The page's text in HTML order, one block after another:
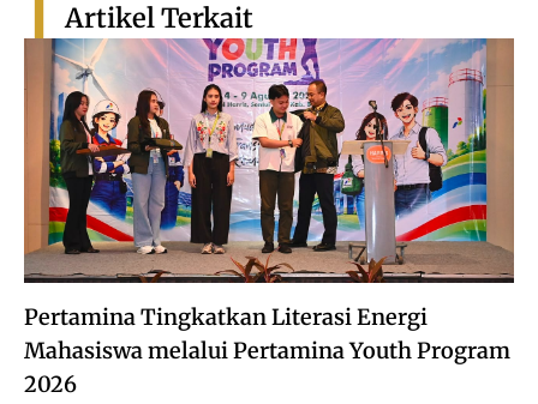
Pertamina Tingkatkan Literasi Energi
Mahasiswa melalui Pertamina Youth Program
2026
Artikel Terkait